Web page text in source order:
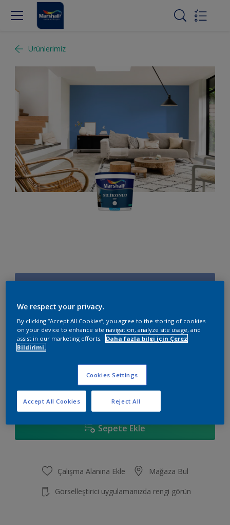
Ürünlerimiz
Boyut
2,5 L 7,5 L 15 L
Boya Hesaplayıcı
Hesapla
Sepete Ekle
Çalışma Alanına Ekle Mağaza Bul
Görselleştirici uygulamanızda rengi görün
We respect your privacy.
By clicking “Accept All Cookies”, you agree to the storing of cookies
on your device to enhance site navigation, analyze site usage, and
assist in our marketing efforts.
Daha fazla bilgi için Çerez
Bildirimi.
Cookies Settings
Reject All
Accept All Cookies